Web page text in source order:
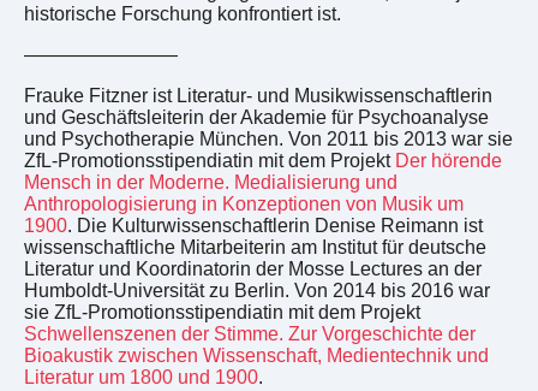
historische Forschung konfrontiert ist.
————————
Frauke Fitzner ist Literatur- und Musikwissenschaftlerin
und Geschäftsleiterin der Akademie für Psychoanalyse
und Psychotherapie München. Von 2011 bis 2013 war sie
ZfL-Promotionsstipendiatin mit dem Projekt Der hörende
Mensch in der Moderne. Medialisierung und
Anthropologisierung in Konzeptionen von Musik um
1900. Die Kulturwissenschaftlerin Denise Reimann ist
wissenschaftliche Mitarbeiterin am Institut für deutsche
Literatur und Koordinatorin der Mosse Lectures an der
Humboldt-Universität zu Berlin. Von 2014 bis 2016 war
sie ZfL-Promotionsstipendiatin mit dem Projekt
Schwellenszenen der Stimme. Zur Vorgeschichte der
Bioakustik zwischen Wissenschaft, Medientechnik und
Literatur um 1800 und 1900.